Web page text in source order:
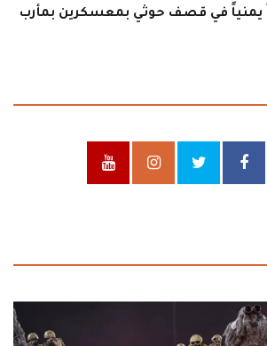
45 جندياً يمنياً في قصف حوثي بمعسكرين بمأرب